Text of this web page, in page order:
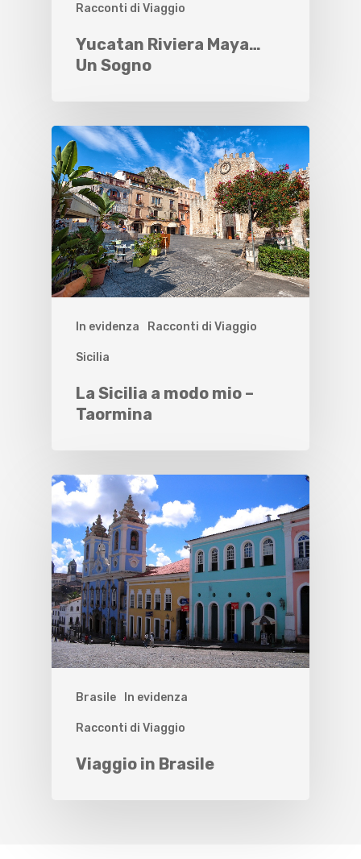
Racconti di Viaggio
Yucatan Riviera Maya…
Un Sogno
In evidenza Racconti di Viaggio
Sicilia
La Sicilia a modo mio –
Taormina
Brasile In evidenza
Racconti di Viaggio
Viaggio in Brasile